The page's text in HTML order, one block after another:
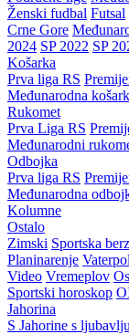
Ženski fudbal Futsal
Crne Gore
2024 SP 2022 SP
Košarka
Prva liga RS
Međunarodna
Rukomet
Prva Liga RS
Međunarodni
Odbojka
Prva liga RS
Međunarodna
Kolumne
Ostalo
Zimski Sportska
Planinarenje
Video Vremeplov
Sportski horoskop
Jahorina
S Jahorine s ljubavlju